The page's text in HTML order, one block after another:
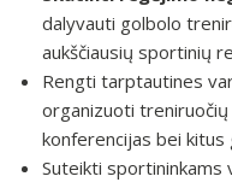
dalyvauti golbolo
aukščiausių sportinių
Rengti tarptautines
organizuoti
konferencijas bei kitus
Suteikti sportininkams